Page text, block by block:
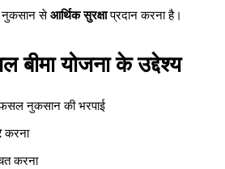
नुकसान सेआर्थिक सुरक्षाप्रदान करना है।
बीमा योजना के उद्देश्य
नुकसान की भरपाई
करना
करना